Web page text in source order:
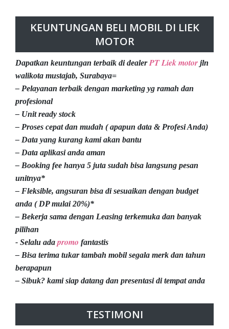
KEUNTUNGAN BELI MOBIL DI LIEK
MOTOR
Dapatkan keuntungan terbaik di dealerPT Liek motor jln
walikota mustajab, Surabaya=
– Pelayanan terbaik dengan marketing yg ramah dan
profesional
– Unit ready stock
– Proses cepat dan mudah ( apapun data & Profesi Anda)
– Data yang kurang kami akan bantu
– Data aplikasi anda aman
– Booking fee hanya 5 juta sudah bisa langsung pesan
unitnya*
– Fleksible, angsuran bisa di sesuaikan dengan budget
anda ( DP mulai 20%)*
– Bekerja sama dengan Leasing terkemuka dan banyak
pilihan
- Selalu ada promo fantastis
– Bisa terima tukar tambah mobil segala merk dan tahun
berapapun
– Sibuk? kami siap datang dan presentasi di tempat anda
TESTIMONI